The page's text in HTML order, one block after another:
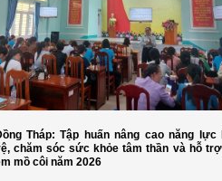
Tháp: Tập huấn nâng cao năng lực
chăm sóc sức khỏe tâm thần và hỗ
mồ côi năm 2026